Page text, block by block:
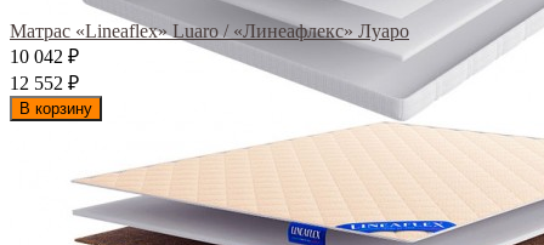
Матрас «Lineaflex» Luaro / «Линеафлекс» Луаро
10 042 ₽
12 552 ₽
В корзину